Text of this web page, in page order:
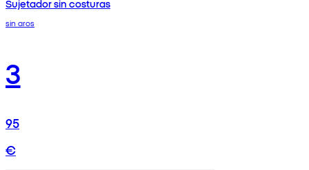
Sujetador sin costuras
sin aros
3
95
€